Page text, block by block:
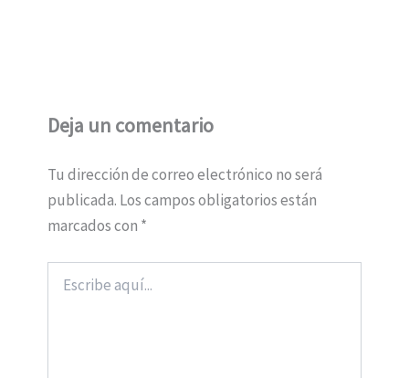
Deja un comentario
Tu dirección de correo electrónico no será
publicada. Los campos obligatorios están
marcados con *
aquí...